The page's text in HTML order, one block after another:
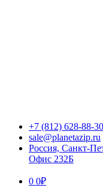
+7 (812) 628-88-30
sale@planetazip.ru
Россия, Санкт-
Офис 232Б
0 0₽